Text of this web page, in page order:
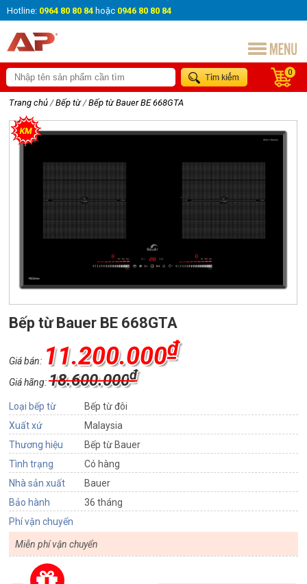
Hotline: 0964 80 80 84 hoặc 0946 80 80 84
0
Trang chủ / Bếp từ / Bếp từ Bauer BE 668GTA
Bếp từ Bauer BE 668GTA
Giá bán: 11.200.000₫
Giá hãng:18.600.000₫
Loại bếp từ
Bếp từ đôi
Xuất xứ
Malaysia
Thương hiệu
Bếp từ Bauer
Tình trạng
Có hàng
Nhà sản xuất
Bauer
Bảo hành
36 tháng
Phí vận chuyển
Miễn phí vận chuyển